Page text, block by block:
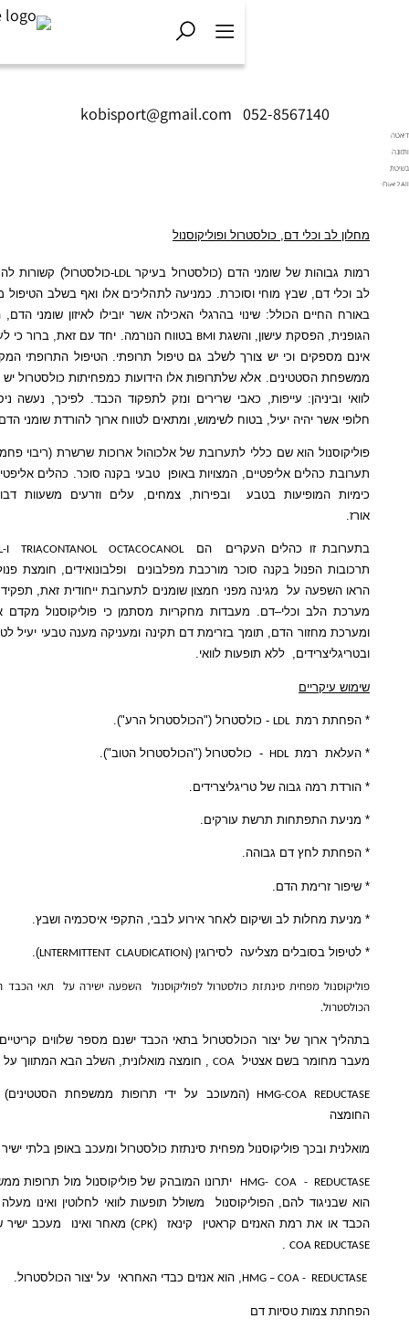
kobisport@gmail.com|052-
דם, כולסטרול ופוליקוסנול
של שומני הדם ( כולסטרולבעיקרLDL-כולסטרול) קשורות להתפתחותמחלות
, שבץ מוחיוסוכרת. כמניעה לתהליכים אלו ואף בשלב הטיפול ממליצים על שינוי
הכולל: שינוי בהרגלי האכילה אשר יובילו לאיזוןשומני הדם, הגברתהפעילות
הפסקת עישון, והשגתBMI בטווח הנורמה. יחד עם זאת, ברור כי לעיתים שינויים אלו
וכי יש צורך לשלב גם טיפול תרופתי. הטיפול התרופתי המקובל הוא תרופות
הסטטינים. אלא שלתרופות אלו הידועות כמפחיתות כולסטרול יש לא מעט תופעות
עייפות, כאבי שרירים ונזק לתפקוד הכבד. לפיכך, נעשה ניסיון לחפש טיפול
יהיה יעיל, בטוח לשימוש, ומתאים לטווח ארוך להורדת שומני הדם.
הוא שם כללי לתערובת שלאלכוהול ארוכות שרשרת (ריבוי פחמנים)
מתוכן 85%
אליפטיים, המצויות באופן
טבעי בקנה סוכר. כהלים אליפטיים
הם תרכובות
בטבע
ובפירות, צמחים, עלים וזרעיםמשעוות דבורים או משעוות
זו כהלים העקרים הם HEXACOSANOL-I TRIACONTANOL OCTACOCANOL
.
הפנול בקנה סוכר מורכבת מפלבונים
ופלבונואידים, חומצת פנולית
מקנה סוכר
על מגינה מפני חמצון שומנים לתערובת ייחודית זאת, תפקיד מפתח בבריאות
הלב וכלי–דם. מעבדות מחקריות מסתמן כי פוליקוסנול מקדם את בריאות הלב
הדם, תומך בזרימת דם תקינה ומעניקה מענה טבעי יעיל לטיפול בכולסטרול
ללא תופעות לוואי.
LDL - כולסטרול ("הכולסטרול הרע").
HDL
- כולסטרול ("הכולסטרול הטוב").
גבוה של טריגליצרידים.
תרשת עורקים.
לחץ דם גבוהה.
הדם.
לב ושיקום לאחר אירוע לבבי, התקפי איסכמיה ושבץ.
בסובלים מצליעה לסירוגין ( LNTERMITTENT CLAUDICATION
).
מפחית סינתזת כולסטרול לפוליקוסנול השפעה ישירה על תאי הכבד האחראים
על יצור
של יצור הכולסטרול בתאי הכבד ישנם מספר שלווים קריטיים. אחד מהם הוא
בשם אצטיל
COA, חומצה מואלונית, השלב הבא המתווך על ידי האנזים
HMG-COA
(המעוכב על ידי תרופות ממשפחת הסטטינים) הוא מעבר את
פוליקוסנול מפחית סינתזת כולסטרול ומעכב באופן בלתי ישיר את ביטוי האנזים
HMG- COA
יתרונו המובהק של פוליקוסנול מול תרופות ממשפחת הסטטינים
להם, הפוליקוסנול
משולל תופעות לוואי לחלוטין ואינו מעלה את רמת אנזימי
את רמת האנזים קראטין
קינאז CPK) מאחר ואינו מעכב ישיר של האנזים HAG-
.
HMG – COA -, הוא אנזים כבדי האחראי על יצור הכולסטרול.
טסיות דם